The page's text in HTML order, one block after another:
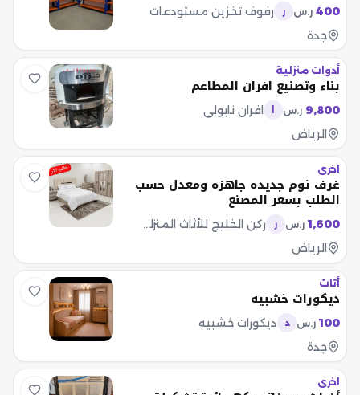
400 ر.س ر
رفوف تخزين مستودعات
جدة
أدوات منزلية
بناء وتصنيع افران المطاعم
9,800 ر.س
افران نابولي
الرياض
اخرى
غرف نوم جديده جاهزه ومعدل حسب
الطلب بسعر المصنع
1,600 ر.س ر
ركن الخليج للأثاث المنزلي مبيعات
الرياض
أثاث
ديكورات خشبيه
100 ر.س د
ديكورات خشبيه
جدة
اخرى